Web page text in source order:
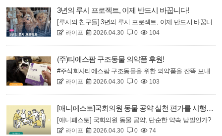
위한 실질적?집중적 2차 회의를 진행했습니다.박정의원실
은 루시의친구들이 제출한 입법 패키지를 조목조목 검토하
고..
3년의 루시 프로젝트, 이제 반드시 바꿉니다!
[루시의 친구들] 3년의 루시 프로젝트, 이제 반드시 바꿉니
다! 전현희 의원님 @hyunheejeon 과의 간담회2022년 11월.
연천 허가 번식장에서 2.5kg의 작은 개 ‘루시’가 자궁이 밖
으로 빠진 채 발견되었고, 끝내 죽었습니다.그 잔혹함은
“예외”가 아니라 한국 번식장의 일상이었습니다.&..
라이프 2026.04.30 0 104
(주)티에스팜 구조동물 의약품 후원!
#주식회사티에스팜 구조동물을 위한 의약품을 잔뜩 보내
주셨어요 크리스마스 선물을 먼저 받은 기분이랍니다꼭 필
요한 내외부 기생충 약과 피부 연고 그리고 영양제까지아
이들도 아는지 하나 둘 모여서 관심을 갖기 시작했어요
~ 맞아 너네꺼야! 선물 보내주신거야주식회사 티에스팜의
소중한 후원에 감사드리며, 구조된 동물에..
라이프 2026.04.30 0 103
[애니페스토]국회의원 동물 공약 실천 편가를 시행합니다
[애니페스토] 국회의원 동물 공약, 단순한 약속 남발인가?
실질적인 변화인가?한국일보와 동물보호단체 라이프는 현
라이프 2026.04.30 0 74